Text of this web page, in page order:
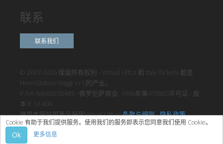
联系
联系我们
© 2007-2026 保留所有权利 - Virtual Uffizi 和 Italy Tickets 都是
New Globus Viaggi s.r.l.的产业。
P.IVA 04690350485 - 佛罗伦萨商会, 1996年第470865许可证 - 股
本 € 10.400
使用本网站即表示接受Virtual Uffizi”条款与细则-隐私政策
Cookie 有助于我们提供服务。使用我们的服务即表示您同意我们使用 Cookie。
Ok 更多信息